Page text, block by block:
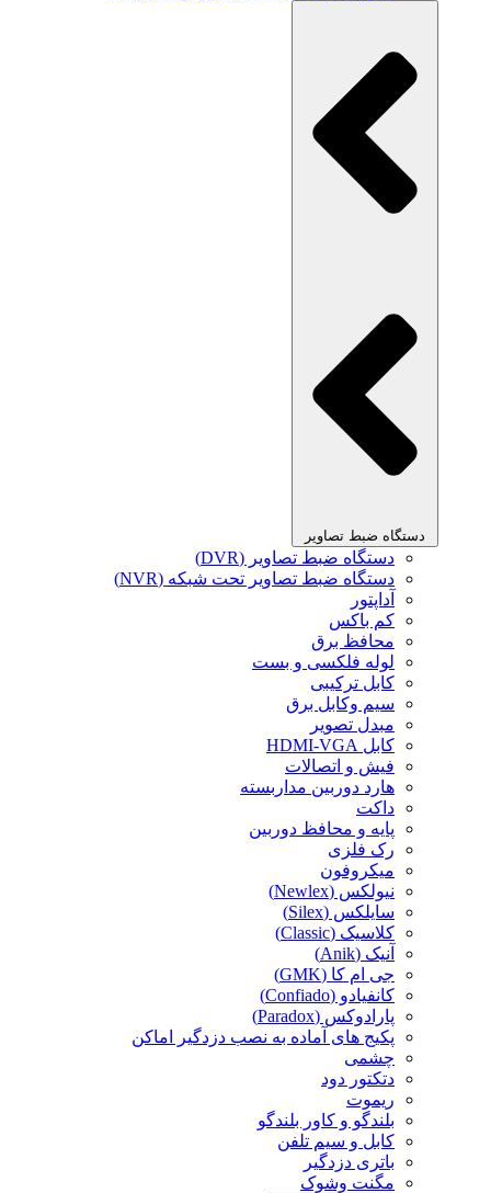
دستگاه ضبط تصاویر
دستگاه ضبط تصاویر (DVR)
دستگاه ضبط تصاویر تحت شبکه (NVR)
آداپتور
کم باکس
محافظ برق
لوله فلکسی و بست
کابل ترکیبی
سیم وکابل برق
مبدل تصویر
کابل HDMI-VGA
فیش و اتصالات
هارد دوربین مداربسته
داکت
پایه و محافظ دوربین
رک فلزی
میکروفون
نیولکس (Newlex)
سایلکس (Silex)
کلاسیک (Classic)
آنیک (Anik)
جی ام کا (GMK)
کانفیادو (Confiado)
پارادوکس (Paradox)
پکیج های آماده به نصب دزدگیر اماکن
چشمی
دتکتور دود
ریموت
بلندگو و کاور بلندگو
کابل و سیم تلفن
باتری دزدگیر
مگنت وشوک